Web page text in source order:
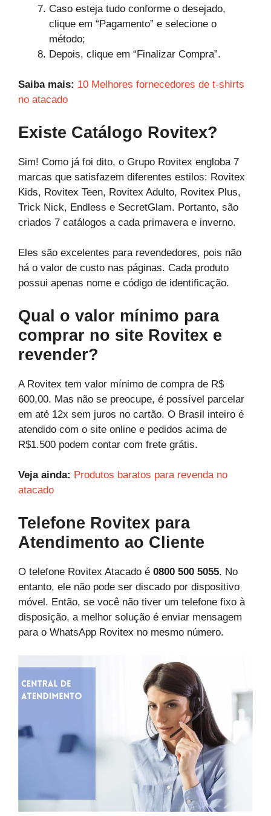
Caso esteja tudo conforme o desejado,
clique em “Pagamento” e selecione o
método;
Depois, clique em “Finalizar Compra”.
Saiba mais: 10 Melhores fornecedores de t-shirts
no atacado
Existe Catálogo Rovitex?
Sim! Como já foi dito, o Grupo Rovitex engloba 7
marcas que satisfazem diferentes estilos: Rovitex
Kids, Rovitex Teen, Rovitex Adulto, Rovitex Plus,
Trick Nick, Endless e SecretGlam. Portanto, são
criados 7 catálogos a cada primavera e inverno.
Eles são excelentes para revendedores, pois não
há o valor de custo nas páginas. Cada produto
possui apenas nome e código de identificação.
Qual o valor mínimo para
comprar no site Rovitex e
revender?
A Rovitex tem valor mínimo de compra de R$
600,00. Mas não se preocupe, é possível parcelar
em até 12x sem juros no cartão. O Brasil inteiro é
atendido com o site online e pedidos acima de
R$1.500 podem contar com frete grátis.
Veja ainda: Produtos baratos para revenda no
atacado
Telefone Rovitex para
Atendimento ao Cliente
O telefone Rovitex Atacado é 0800 500 5055. No
entanto, ele não pode ser discado por dispositivo
móvel. Então, se você não tiver um telefone fixo à
disposição, a melhor solução é enviar mensagem
para o WhatsApp Rovitex no mesmo número.